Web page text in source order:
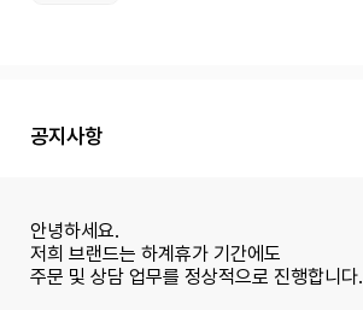
공지사항
안녕하세요.
저희 브랜드는 하계휴가 기간에도
주문 및 상담 업무를 정상적으로 진행합니다.